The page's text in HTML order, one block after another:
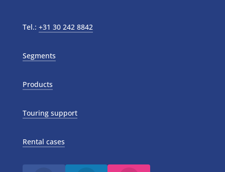
Tel.: +31 30 242 8842
Segments
Products
Touring support
Rental cases